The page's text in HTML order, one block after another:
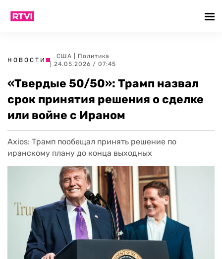
НОВОСТИ
США
Политика
| 24.05.2026 / 07:45
«Твердые 50/50»: Трамп назвал
срок принятия решения о сделке
или войне с Ираном
Axios: Трамп пообещал принять решение по
иранскому плану до конца выходных